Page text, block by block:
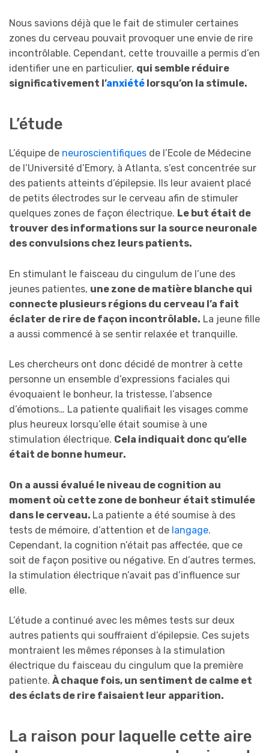
Nous savions déjà que le fait de stimuler certaines
zones du cerveau pouvait provoquer une envie de rire
incontrôlable. Cependant, cette trouvaille a permis d’en
identifier une en particulier, qui semble réduire
significativement l’anxiété lorsqu’on la stimule.
L’étude
L’équipe de neuroscientifiques de l’Ecole de Médecine
de l’Université d’Emory, à Atlanta, s’est concentrée sur
des patients atteints d’épilepsie. Ils leur avaient placé
de petits électrodes sur le cerveau afin de stimuler
quelques zones de façon électrique. Le but était de
trouver des informations sur la source neuronale
des convulsions chez leurs patients.
En stimulant le faisceau du cingulum de l’une des
jeunes patientes, une zone de matière blanche qui
connecte plusieurs régions du cerveau l’a fait
éclater de rire de façon incontrôlable. La jeune fille
a aussi commencé à se sentir relaxée et tranquille.
Les chercheurs ont donc décidé de montrer à cette
personne un ensemble d’expressions faciales qui
évoquaient le bonheur, la tristesse, l’absence
d’émotions… La patiente qualifiait les visages comme
plus heureux lorsqu’elle était soumise à une
stimulation électrique. Cela indiquait donc qu’elle
était de bonne humeur.
On a aussi évalué le niveau de cognition au
moment où cette zone de bonheur était stimulée
dans le cerveau. La patiente a été soumise à des
tests de mémoire, d’attention et de langage.
Cependant, la cognition n’était pas affectée, que ce
soit de façon positive ou négative. En d’autres termes,
la stimulation électrique n’avait pas d’influence sur
elle.
L’étude a continué avec les mêmes tests sur deux
autres patients qui souffraient d’épilepsie. Ces sujets
montraient les mêmes réponses à la stimulation
électrique du faisceau du cingulum que la première
patiente. À chaque fois, un sentiment de calme et
des éclats de rire faisaient leur apparition.
La raison pour laquelle cette aire